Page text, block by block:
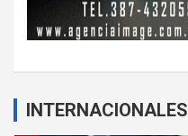
INTERNACIONALES